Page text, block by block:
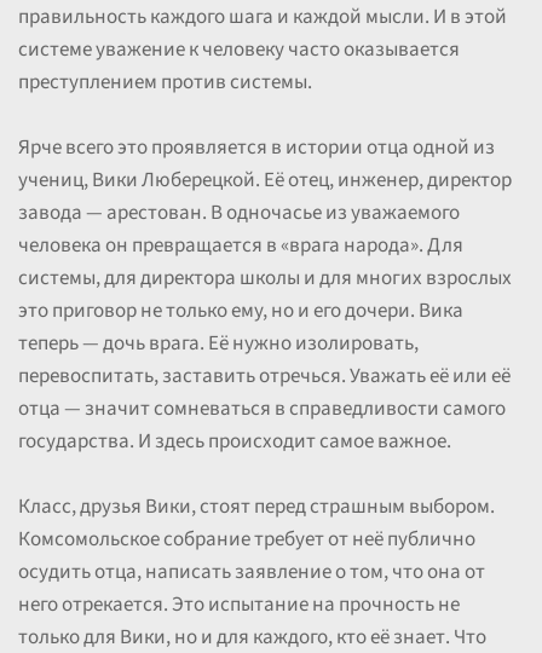
правильность каждого шага и каждой мысли. И в этой
системе уважение к человеку часто оказывается
преступлением против системы.
Ярче всего это проявляется в истории отца одной из
учениц, Вики Люберецкой. Её отец, инженер, директор
завода — арестован. В одночасье из уважаемого
человека он превращается в «врага народа». Для
системы, для директора школы и для многих взрослых
это приговор не только ему, но и его дочери. Вика
теперь — дочь врага. Её нужно изолировать,
перевоспитать, заставить отречься. Уважать её или её
отца — значит сомневаться в справедливости самого
государства. И здесь происходит самое важное.
Класс, друзья Вики, стоят перед страшным выбором.
Комсомольское собрание требует от неё публично
осудить отца, написать заявление о том, что она от
него отрекается. Это испытание на прочность не
только для Вики, но и для каждого, кто её знает. Что